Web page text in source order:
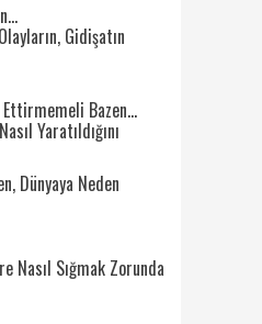
Gidişatın
Bazen…
Yaratıldığını
Dünyaya Neden
Nasıl Sığmak Zorunda